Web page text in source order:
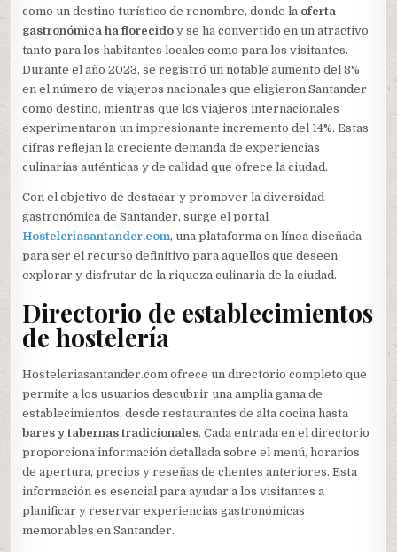
como un destino turístico de renombre, donde la oferta
gastronómica ha florecido y se ha convertido en un atractivo
tanto para los habitantes locales como para los visitantes.
Durante el año 2023, se registró un notable aumento del 8%
en el número de viajeros nacionales que eligieron Santander
como destino, mientras que los viajeros internacionales
experimentaron un impresionante incremento del 14%. Estas
cifras reflejan la creciente demanda de experiencias
culinarias auténticas y de calidad que ofrece la ciudad.
Con el objetivo de destacar y promover la diversidad
gastronómica de Santander, surge el portal
Hosteleriasantander.com, una plataforma en línea diseñada
para ser el recurso definitivo para aquellos que deseen
explorar y disfrutar de la riqueza culinaria de la ciudad.
Directorio de establecimientos
de hostelería
Hosteleriasantander.com ofrece un directorio completo que
permite a los usuarios descubrir una amplia gama de
establecimientos, desde restaurantes de alta cocina hasta
bares y tabernas tradicionales. Cada entrada en el directorio
proporciona información detallada sobre el menú, horarios
de apertura, precios y reseñas de clientes anteriores. Esta
información es esencial para ayudar a los visitantes a
planificar y reservar experiencias gastronómicas
memorables en Santander.